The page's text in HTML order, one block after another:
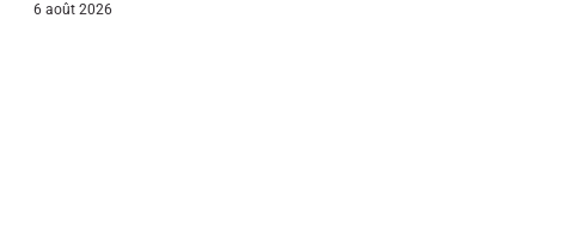
6 août 2026